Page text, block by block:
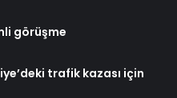
görüşme
trafik kazası için